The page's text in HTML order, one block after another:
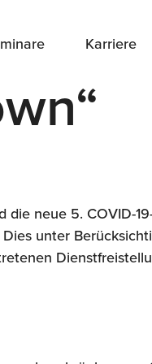
Karriere
die neue 5. COVID-
unter